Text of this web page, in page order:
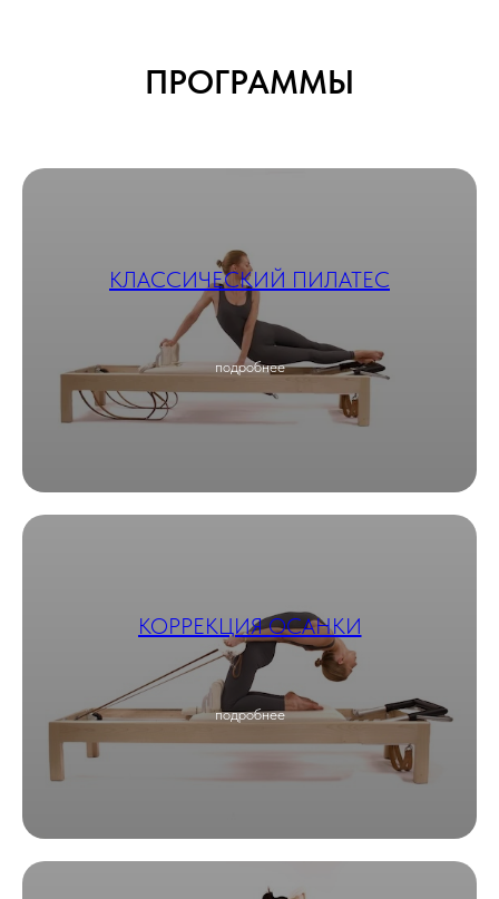
ПРОГРАММЫ
КЛАССИЧЕСКИЙ ПИЛАТЕС
подробнее
КОРРЕКЦИЯ ОСАНКИ
подробнее